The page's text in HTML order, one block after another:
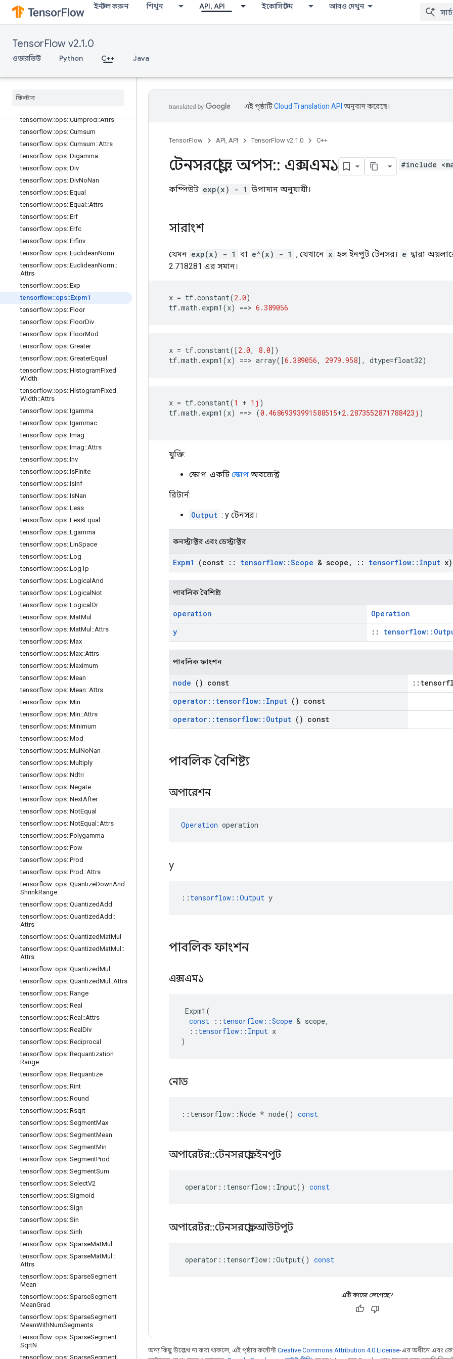
ইনস্টল করুন শিখুন API, API ইকোসিস্টেম আরও দেখুন
TensorFlow v2.1.0
ওভারভিউ Python C++ Java
tensorflow::ops::Complex
tensorflow::ops::Complex::Attrs
tensorflow::ops::ComplexAbs::Attrs
tensorflow::ops::Conj
tensorflow
tensorflow::ops::Cumprod::Attrs
tensorflow::ops::Cumsum
tensorflow::ops::Cumsum::Attrs
tensorflow::ops::Digamma
tensorflow::ops::Div
tensorflow::ops::DivNoNan
tensorflow::ops::Equal
tensorflow::ops::Equal ::Attrs
tensorflow::ops::Erf
tensorflow::ops::Erfc
tensorflow::ops::Erfinv
tensorflow::ops::EuclideanNorm
tensorflow::ops::EuclideanNorm::
Attrs
tensorflow::ops::Exp
tensorflow::ops::Expm1
tensorflow::ops::Floor
tensorflow::ops::FloorDiv
tensorflow::ops::FloorMod
tensorflow::ops::Greater
tensorflow::ops::GreaterEqual
tensorflow::ops::HistogramFixed
Width
tensorflow::ops::HistogramFixed
Width::Attrs
tensorflow::ops::Igamma
tensorflow::ops::Igammac
tensorflow::ops::Imag
tensorflow::ops::Imag::Attrs
tensorflow::ops::Inv
tensorflow::ops::IsFinite
tensorflow::ops::IsInf
tensorflow::ops::IsNan
tensorflow::ops::Less
tensorflow::ops::LessEqual
tensorflow::ops::Lgamma
tensorflow::ops::LinSpace
tensorflow::ops::Log
tensorflow::ops::Log1p
tensorflow::ops::Logical And
tensorflow::ops::Logical Not
tensorflow::ops::Logical Or
tensorflow::ops::MatMul
tensorflow::ops::MatMul ::Attrs
tensorflow::ops::Max
tensorflow::ops::Max::Attrs
tensorflow::ops::Maximum
tensorflow::ops::Mean
tensorflow::ops::Mean::Attrs
tensorflow::ops::Min
tensorflow::ops::Min::Attrs
tensorflow::ops::Minimum
tensorflow::ops::Mod
tensorflow::ops::Mul NoNan
tensorflow::ops::Multiply
tensorflow::ops::Ndtri
tensorflow::ops::Negate
tensorflow::ops::NextAfter
tensorflow::ops::NotEqual
tensorflow::ops::NotEqual ::Attrs
tensorflow::ops::Polygamma
tensorflow::ops::Pow
tensorflow::ops::Prod
tensorflow::ops::Prod ::Attrs
tensorflow::ops::QuantizeDownAnd
ShrinkRange
tensorflow::ops::QuantizedAdd
tensorflow::ops::QuantizedAdd ::
Attrs
tensorflow::ops::QuantizedMatMul
tensorflow::ops::QuantizedMatMul ::
Attrs
tensorflow::ops::QuantizedMul
tensorflow::ops::QuantizedMul ::Attrs
tensorflow::ops::Range
tensorflow::ops::Real
tensorflow::ops::Real ::Attrs
tensorflow::ops::Real Div
tensorflow::ops::Reciprocal
tensorflow::ops::Requantization
Range
tensorflow::ops::Requantize
tensorflow::ops::Rint
tensorflow::ops::Round
tensorflow::ops::Rsqrt
tensorflow::ops::SegmentMax
tensorflow::ops::SegmentMean
tensorflow::ops::SegmentMin
tensorflow::ops::SegmentProd
tensorflow::ops::SegmentSum
tensorflow::ops::SelectV2
tensorflow::ops::Sigmoid
tensorflow::ops::Sign
tensorflow::ops::Sin
tensorflow::ops::Sinh
tensorflow::ops::SparseMatMul
tensorflow::ops::SparseMatMul ::
Attrs
tensorflow::ops::SparseSegment
Mean
tensorflow::ops::SparseSegment
MeanGrad
tensorflow::ops::SparseSegment
MeanWithNumSegments
tensorflow::ops::SparseSegment
SqrtN
tensorflow::ops::SparseSegment
এই পৃষ্ঠাটিCloud Translation API অনুবাদ করেছে।
TensorFlow API, API TensorFlow v2.1.0 C++
টেনসরফ্লো:: অপস:: এক্সএম১ #include
কম্পিউট exp(x) - 1 উপাদান অনুযায়ী।
সারাংশ
যেমন exp(x) - 1 বা e^(x) - 1 , যেখানে x হল ইনপুট টেনসর। e দ্বারা
2.718281 এর সমান।
x = tf.constant(2.0)
tf.math . expm1 (x) ==> 6.389056
x = tf.constant([2.0, 8.0])
tf.math . expm1 (x) ==> array([6.389056, 2979.958], dtype=float32)
x = tf.constant(1 + 1j )
tf.math . expm1 (x) ==> (0.46869393991588515+2.2873552871788423j )
যুক্তি:
স্কোপ: একটি স্কোপ অবজেক্ট
রিটার্ন:
Output : y টেনসর।
কনস্ট্রাক্টর এবং ডেস্ট্রাক্টর
Expm1 (const :: tensorflow::Scope & scope , :: tensorflow:: Input x)
পাবলিক বৈশিষ্ট্য
operation
Operation
y
::
পাবলিক ফাংশন
node () const
operator:: tensorflow:: Input () const
operator:: tensorflow:: Output () const
পাবলিক বৈশিষ্ট্য
অপারেশন
Operation operation
y
:: tensorflow::Output y
পাবলিক ফাংশন
এক্সএম১
Expm1 (
const
:: tensorflow ::Scope & scope,
:: tensorflow :: Input x
)
নোড
:: tensorflow ::Node * node() const
অপারেটর::টেনসরফ্লো::ইনপুট
operator :: tensorflow :: Input() const
অপারেটর::টেনসরফ্লো::আউটপুট
operator :: tensorflow ::Output() const
এটি কাজে লেগেছে?
অন্য কিছু উল্লেখ না করা থাকলে, এই পৃষ্ঠার কন্টেন্ট Creative Commons Attribution 4.0 License-এর অধীনে এবং